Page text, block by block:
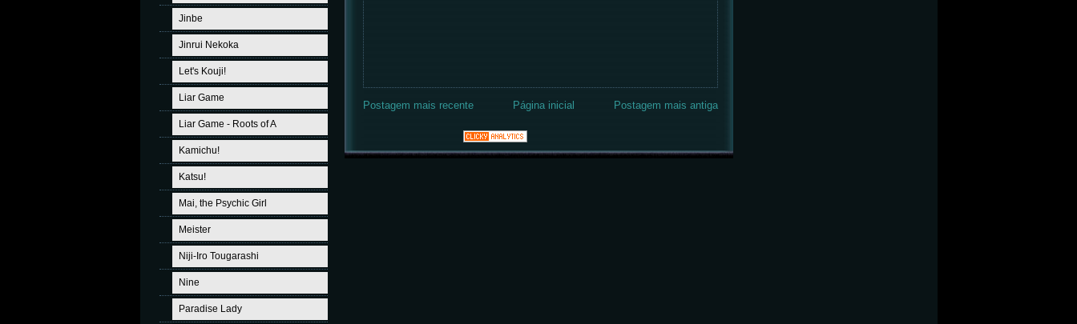
Jinbe
Jinrui Nekoka
Let's Kouji!
Liar Game
Liar Game - Roots of A
Kamichu!
Katsu!
Mai, the Psychic Girl
Meister
Niji-Iro Tougarashi
Nine
Paradise Lady
Postagem mais recente Postagem mais antiga
Página inicial